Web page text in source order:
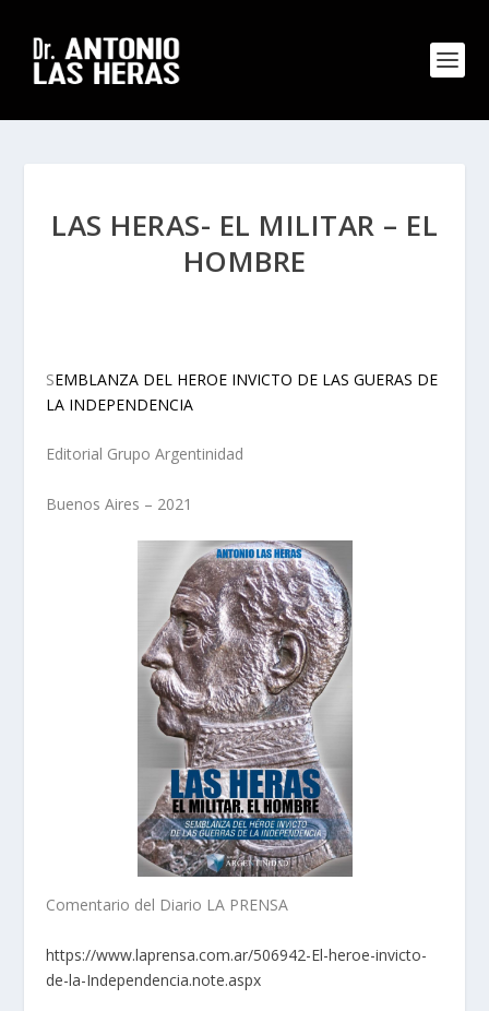
LAS HERAS- EL MILITAR – EL
HOMBRE
SEMBLANZA DEL HEROE INVICTO DE LAS GUERAS DE
LA INDEPENDENCIA
Editorial Grupo Argentinidad
Buenos Aires – 2021
Comentario del Diario LA PRENSA
https://www.laprensa.com.ar/506942-El-heroe-invicto-
de-la-Independencia.note.aspx